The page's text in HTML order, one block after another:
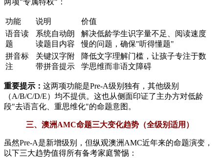
功能 说明
价值
语音读
题
系统自动朗
读题目内容
解决低龄学生识字量不足、阅读速度
慢的问题，确保"听得懂题"
拼音标
注
关键汉字附
带拼音提示
降低文字理解门槛，让孩子专注于数
学思维而非语文障碍
重要提示： 这两项功能是Pre-A级别独有，其他级别
（A/B/C/D/E）均不提供。这也从侧面印证了主办方对低龄
段"去语言化、重思维化"的命题意图。
三、澳洲AMC命题三大变化趋势（全级别适用）
虽然Pre-A是新增级别，但纵观澳洲AMC近年来的命题演变，
以下三大趋势值得所有备考家庭警惕：